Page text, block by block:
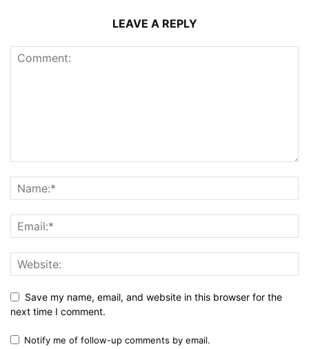
LEAVE A REPLY
Save my name, email, and website in this browser for the
next time I comment.
Notify me of follow-up comments by email.